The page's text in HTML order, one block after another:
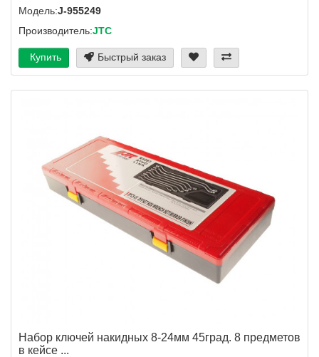
Модель:J-955249
Производитель:JTC
Купить Быстрый заказ
Набор ключей накидных 8-24мм 45град. 8 предметов
в кейсе ...